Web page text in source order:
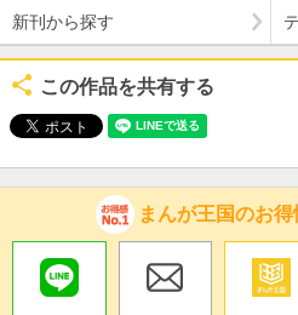
新刊から探す
この作品を共有する
まんが王国のお